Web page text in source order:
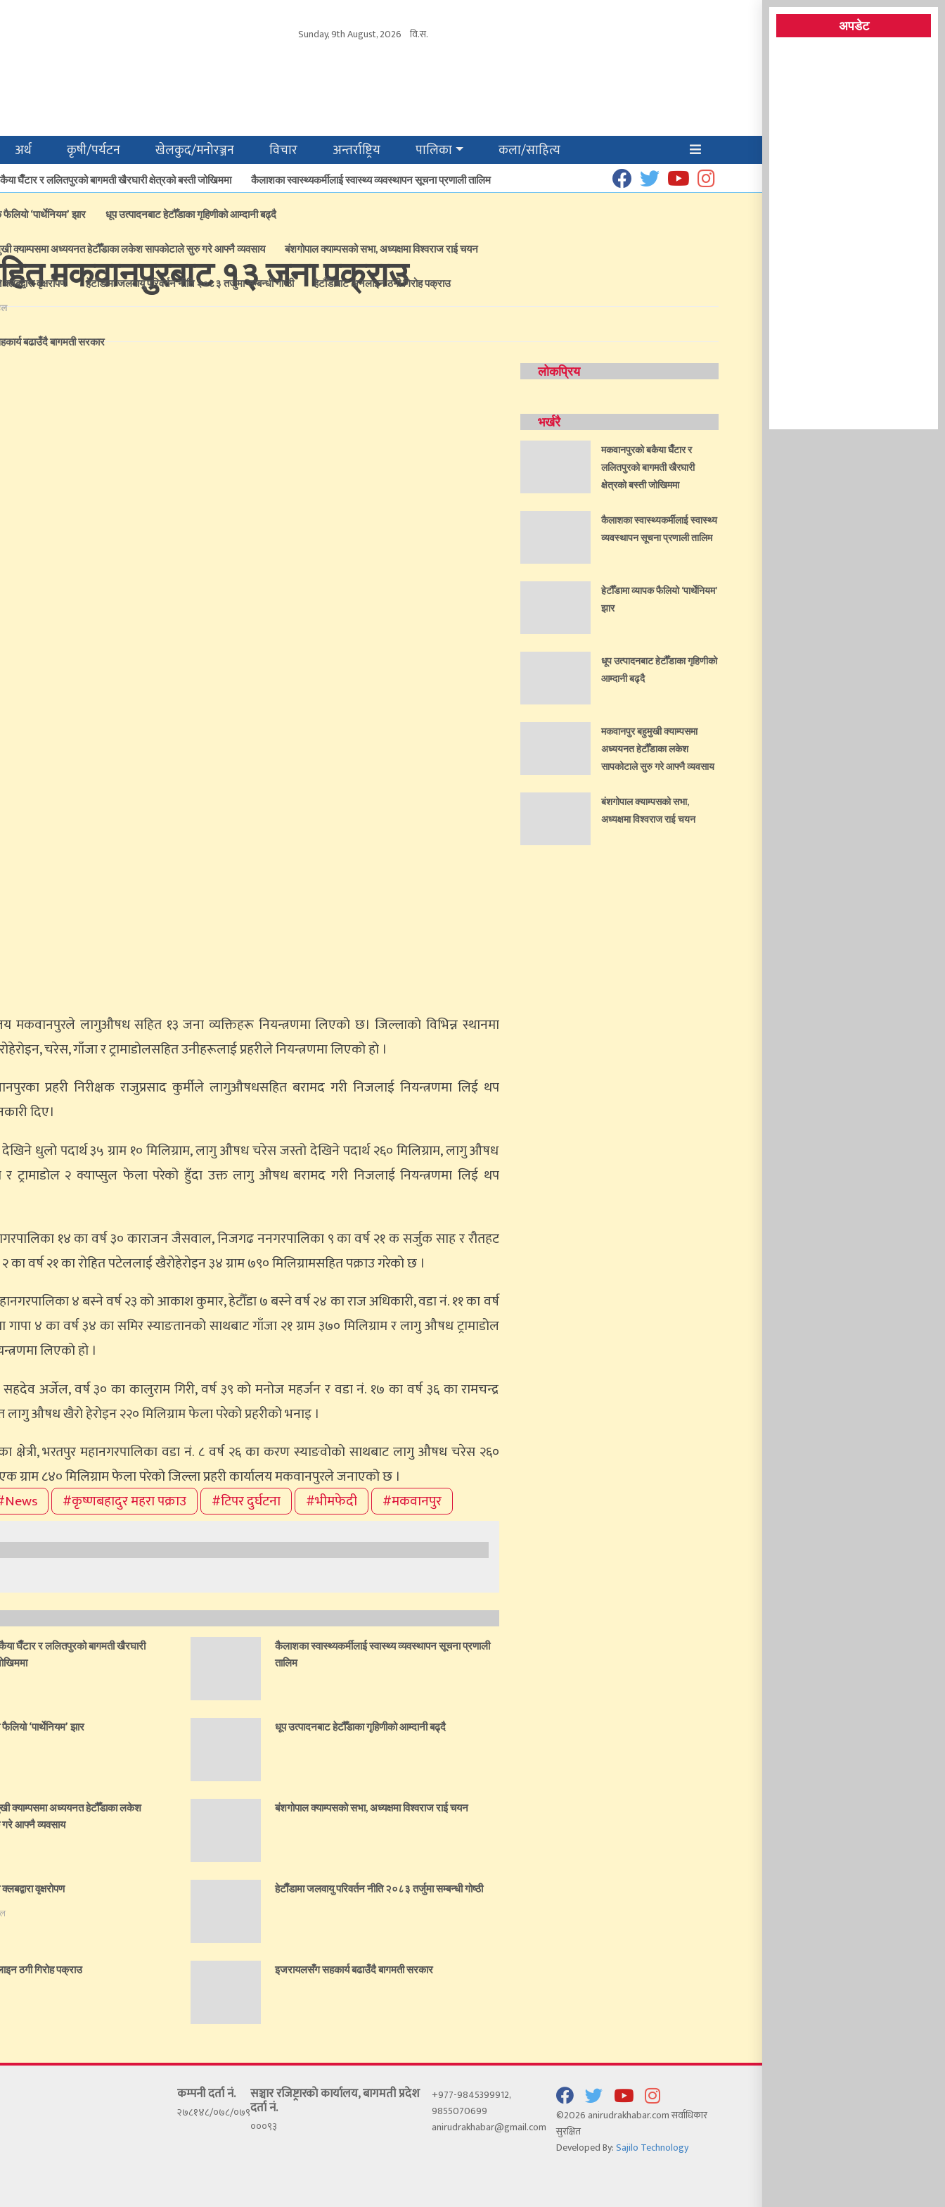
अपडेट
Sunday, 9th August, 2026 वि.स.
अर्थ कृषी/पर्यटन खेलकुद/मनोरञ्जन विचार अन्तर्राष्ट्रिय पालिका कला/साहित्य
घैँटार र ललितपुरको बागमती खैरघारी क्षेत्रको बस्ती जोखिममा कैलाशका स्वास्थ्यकर्मीलाई स्वास्थ्य व्यवस्थापन सूचना प्रणाली तालिम
‘पार्थेनियम’ झार धूप उत्पादनबाट हेटौँडाका गृहिणीको आम्दानी बढ्दै
क्याम्पसमा अध्ययनत हेटौँडाका लकेश सापकोटाले सुरु गरे आफ्नै व्यवसाय बंशगोपाल क्याम्पसको सभा, अध्यक्षमा विश्वराज राई चयन
वृक्षरोपण हेटाैँडामा जलवायु परिवर्तन नीति २०८३ तर्जुमा सम्बन्धी गोष्ठी हेटौँडाबाट अनलाइन ठगी गिरोह पक्राउ
बढाउँदै बागमती सरकार
मकवानपुरबाट १३ जना पक्राउ
मकवानपुरले लागुऔषध सहित १३ जना व्यक्तिहरू नियन्त्रणमा लिएको छ। जिल्लाको विभिन्न स्थानमा
चरेस, गाँजा र ट्रामाडोलसहित उनीहरूलाई प्रहरीले नियन्त्रणमा लिएको हो ।
प्रहरी निरीक्षक राजुप्रसाद कुर्मीले लागुऔषधसहित बरामद गरी निजलाई नियन्त्रणमा लिई थप
दिए।
धुलो पदार्थ ३५ ग्राम १० मिलिग्राम, लागु औषध चरेस जस्तो देखिने पदार्थ २६० मिलिग्राम, लागु औषध
र ट्रामाडोल २ क्याप्सुल फेला परेको हुँदा उक्त लागु औषध बरामद गरी निजलाई नियन्त्रणमा लिई थप
१४ का वर्ष ३० काराजन जैसवाल, निजगढ ननगरपालिका ९ का वर्ष २१ क सर्जुक साह र रौतहट
का वर्ष २१ का रोहित पटेललाई खैरोहेरोइन ३४ ग्राम ७९० मिलिग्रामसहित पक्राउ गरेको छ ।
४ बस्ने वर्ष २३ को आकाश कुमार, हेटौँडा ७ बस्ने वर्ष २४ का राज अधिकारी, वडा नं. ११ का वर्ष
गापा ४ का वर्ष ३४ का समिर स्याङतानको साथबाट गाँजा २१ ग्राम ३७० मिलिग्राम र लागु औषध ट्रामाडोल
लिएको हो ।
अर्जेल, वर्ष ३० का कालुराम गिरी, वर्ष ३९ को मनोज महर्जन र वडा नं. १७ का वर्ष ३६ का रामचन्द्र
लागु औषध खैरो हेरोइन २२० मिलिग्राम फेला परेको प्रहरीको भनाइ ।
क्षेत्री, भरतपुर महानगरपालिका वडा नं. ८ वर्ष २६ का करण स्याङवोको साथबाट लागु औषध चरेस २६०
ग्राम ८४० मिलिग्राम फेला परेको जिल्ला प्रहरी कार्यालय मकवानपुरले जनाएको छ ।
#कृष्णबहादुर महरा पक्राउ #टिपर दुर्घटना #भीमफेदी #मकवानपुर
घैँटार र ललितपुरको बागमती खैरघारी
कैलाशका स्वास्थ्यकर्मीलाई स्वास्थ्य व्यवस्थापन सूचना प्रणाली
तालिम
‘पार्थेनियम’ झार धूप उत्पादनबाट हेटौँडाका गृहिणीको आम्दानी बढ्दै
क्याम्पसमा अध्ययनत हेटौँडाका लकेश
आफ्नै व्यवसाय
बंशगोपाल क्याम्पसको सभा, अध्यक्षमा विश्वराज राई चयन
वृक्षरोपण हेटाैँडामा जलवायु परिवर्तन नीति २०८३ तर्जुमा सम्बन्धी गोष्ठी
ठगी गिरोह पक्राउ इजरायलसँग सहकार्य बढाउँदै बागमती सरकार
लोकप्रिय
भर्खरै
मकवानपुरको बकैया घैँटार र
ललितपुरको बागमती खैरघारी
क्षेत्रको बस्ती जोखिममा
कैलाशका स्वास्थ्यकर्मीलाई स्वास्थ्य
व्यवस्थापन सूचना प्रणाली तालिम
हेटौँडामा व्यापक फैलियो ‘पार्थेनियम’
झार
धूप उत्पादनबाट हेटौँडाका गृहिणीको
आम्दानी बढ्दै
मकवानपुर बहुमुखी क्याम्पसमा
अध्ययनत हेटौँडाका लकेश
सापकोटाले सुरु गरे आफ्नै व्यवसाय
बंशगोपाल क्याम्पसको सभा,
अध्यक्षमा विश्वराज राई चयन
कम्पनी दर्ता नं.
२७८१४८/०७८/०७९
सञ्चार रजिष्ट्रारकाे कार्यालय, बागमती प्रदेश
दर्ता नं.
०००९३
+977-9845399912,
9855070699
anirudrakhabar@gmail.com
©2026 anirudrakhabar.com सर्वाधिकार
सुरक्षित
Developed By:Sajilo Technology